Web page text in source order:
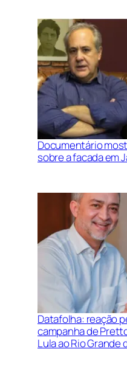
Documentário
sobre a facada em
Datafolha: reação
campanha de
Lula ao Rio Grande